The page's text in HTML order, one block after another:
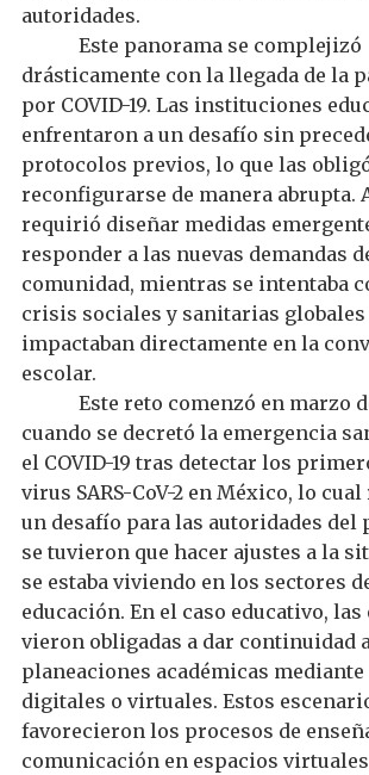
autoridades.
Este panorama se complejizó
drásticamente con la llegada de la
por COVID-19. Las instituciones
enfrentaron a un desafío sin
protocolos previos, lo que las
reconfigurarse de manera abrupta.
requirió diseñar medidas
responder a las nuevas demandas
comunidad, mientras se intentaba
crisis sociales y sanitarias globales
impactaban directamente en la
escolar.
Este reto comenzó en marzo
cuando se decretó la emergencia
el COVID-19 tras detectar los
virus SARS-CoV-2 en México, lo
un desafío para las autoridades del
se tuvieron que hacer ajustes a la
se estaba viviendo en los sectores
educación. En el caso educativo, las
vieron obligadas a dar continuidad
planeaciones académicas
digitales o virtuales. Estos
favorecieron los procesos de
comunicación en espacios